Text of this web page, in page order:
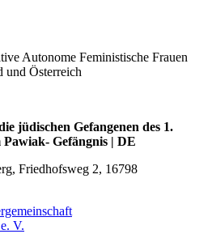
Autonome Feministische Frauen
und Österreich
jüdischen Gefangenen des 1.
Gefängnis | DE
Friedhofsweg 2, 16798
V.